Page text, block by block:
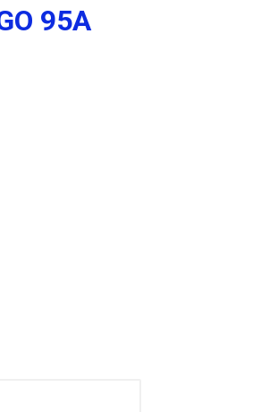
95A